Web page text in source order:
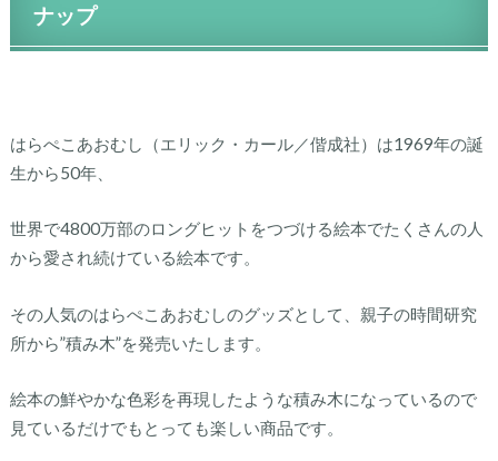
ナップ
はらぺこあおむし（エリック・カール／偕成社）は1969年の誕
生から50年、
世界で4800万部のロングヒットをつづける絵本でたくさんの人
から愛され続けている絵本です。
その人気のはらぺこあおむしのグッズとして、親子の時間研究
所から”積み木”を発売いたします。
絵本の鮮やかな色彩を再現したような積み木になっているので
見ているだけでもとっても楽しい商品です。